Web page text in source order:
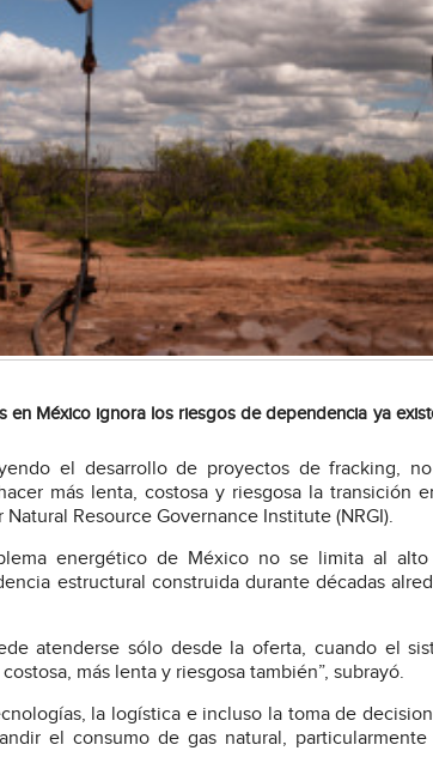
México ignora los riesgos de dependencia ya
el desarrollo de proyectos de fracking,
más lenta, costosa y riesgosa la transición
Resource Governance Institute (NRGI).
energético de México no se limita al
estructural construida durante décadas
atenderse sólo desde la oferta, cuando el
más lenta y riesgosa también”, subrayó.
la logística e incluso la toma de
el consumo de gas natural,